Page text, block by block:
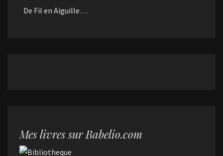
De Fil en Aiguille…
Mes livres sur Babelio.com